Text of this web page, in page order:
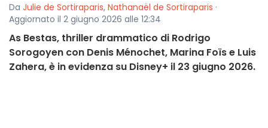
Da Julie de Sortiraparis, Nathanaël de Sortiraparis ·
Aggiornato il 2 giugno 2026 alle 12:34
As Bestas, thriller drammatico di Rodrigo
Sorogoyen con Denis Ménochet, Marina Foïs e Luis
Zahera, è in evidenza su Disney+ il 23 giugno 2026.